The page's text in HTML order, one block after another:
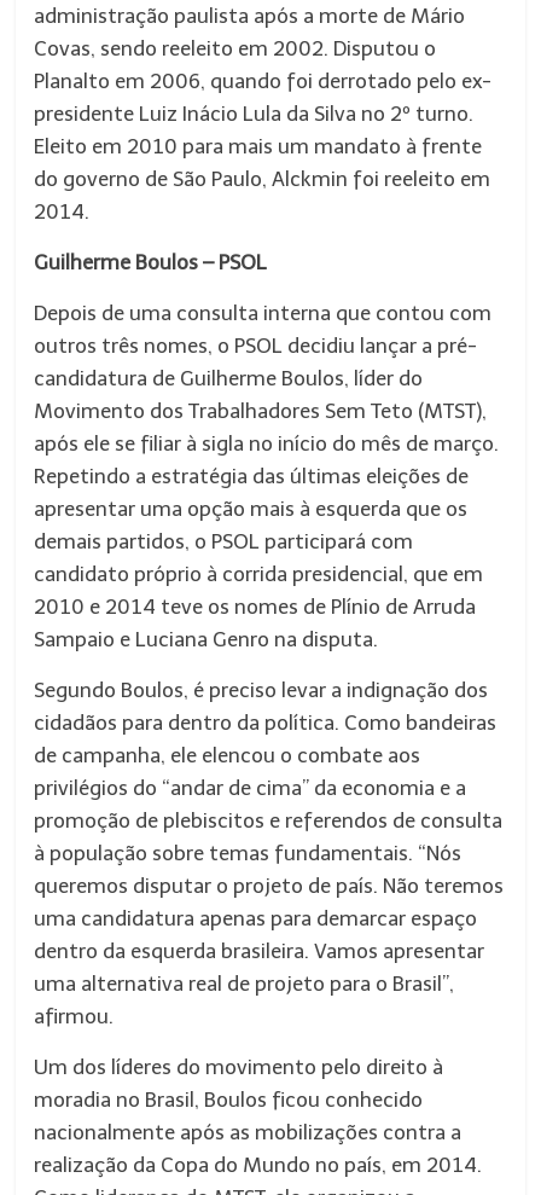
administração paulista após a morte de Mário
Covas, sendo reeleito em 2002. Disputou o
Planalto em 2006, quando foi derrotado pelo ex-
presidente Luiz Inácio Lula da Silva no 2º turno.
Eleito em 2010 para mais um mandato à frente
do governo de São Paulo, Alckmin foi reeleito em
2014.
Guilherme Boulos – PSOL
Depois de uma consulta interna que contou com
outros três nomes, o PSOL decidiu lançar a pré-
candidatura de Guilherme Boulos, líder do
Movimento dos Trabalhadores Sem Teto (MTST),
após ele se filiar à sigla no início do mês de março.
Repetindo a estratégia das últimas eleições de
apresentar uma opção mais à esquerda que os
demais partidos, o PSOL participará com
candidato próprio à corrida presidencial, que em
2010 e 2014 teve os nomes de Plínio de Arruda
Sampaio e Luciana Genro na disputa.
Segundo Boulos, é preciso levar a indignação dos
cidadãos para dentro da política. Como bandeiras
de campanha, ele elencou o combate aos
privilégios do “andar de cima” da economia e a
promoção de plebiscitos e referendos de consulta
à população sobre temas fundamentais. “Nós
queremos disputar o projeto de país. Não teremos
uma candidatura apenas para demarcar espaço
dentro da esquerda brasileira. Vamos apresentar
uma alternativa real de projeto para o Brasil”,
afirmou.
Um dos líderes do movimento pelo direito à
moradia no Brasil, Boulos ficou conhecido
nacionalmente após as mobilizações contra a
realização da Copa do Mundo no país, em 2014.